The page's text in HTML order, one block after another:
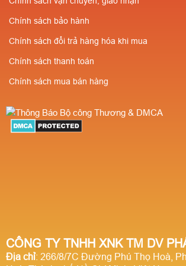
Số lượng càng nhiều
giá càng rẻ ✔️Chiết
khấu cao cho người
giới thiệu
CÔNG TY TNHH XNK TM DV
Địa chỉ: 266/8/7C Đường Phú Thọ Hoà,
Chính sách bảo hành
Chính sách đổi trả hàng hóa khi mua
Chính sách thanh toán
Chính sách mua bán hàng